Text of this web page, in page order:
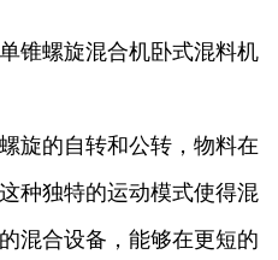
锥螺旋混合机卧式混料机
旋的自转和公转，物料在
种独特的运动模式使得混
混合设备，能够在更短的